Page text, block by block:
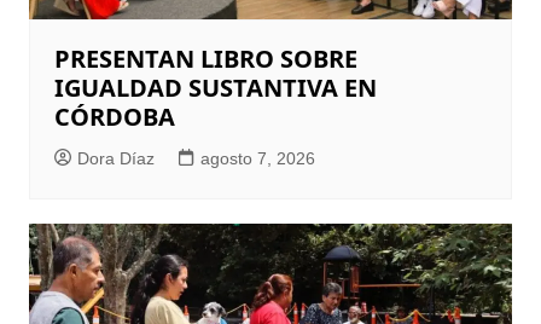
PRESENTAN LIBRO SOBRE
IGUALDAD SUSTANTIVA EN
CÓRDOBA
Dora Díaz agosto 7, 2026